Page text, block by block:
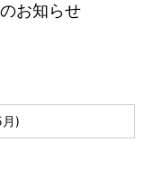
お知らせ
)